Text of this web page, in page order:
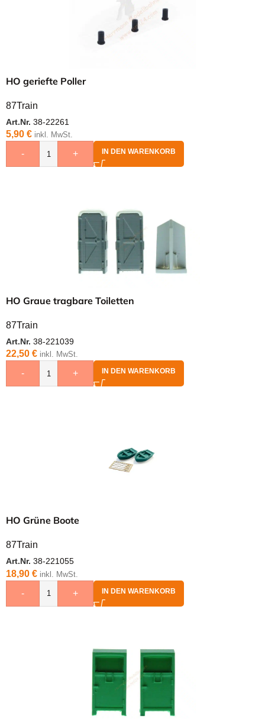
HO geriefte Poller
87Train
Art.Nr. 38-22261
5,90 € inkl. MwSt.
- + IN DEN WARENKORB
HO Graue tragbare Toiletten
87Train
Art.Nr. 38-221039
22,50 € inkl. MwSt.
- + IN DEN WARENKORB
HO Grüne Boote
87Train
Art.Nr. 38-221055
18,90 € inkl. MwSt.
- + IN DEN WARENKORB